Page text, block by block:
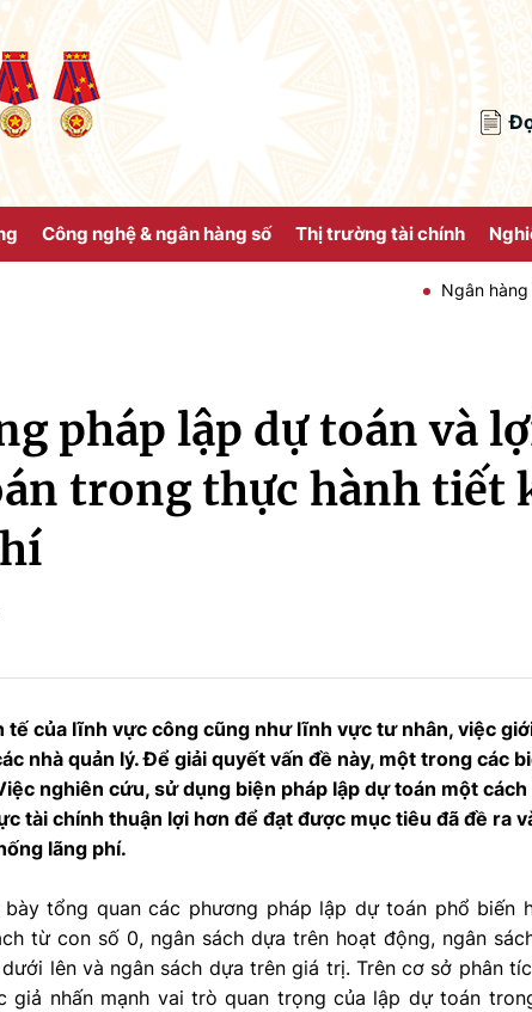
Công nghệ & ngân hàng số Thị trường tài chính
Ngân hàng Nhà
pháp lập dự toán và
trong thực hành tiết
của lĩnh vực công cũng như lĩnh vực tư nhân, việc
nhà quản lý. Để giải quyết vấn đề này, một trong các
nghiên cứu, sử dụng biện pháp lập dự toán một
tài chính thuận lợi hơn để đạt được mục tiêu đã đề ra
lãng phí.
tổng quan các phương pháp lập dự toán phổ biến
từ con số 0, ngân sách dựa trên hoạt động, ngân
lên và ngân sách dựa trên giá trị. Trên cơ sở phân
giả nhấn mạnh vai trò quan trọng của lập dự toán